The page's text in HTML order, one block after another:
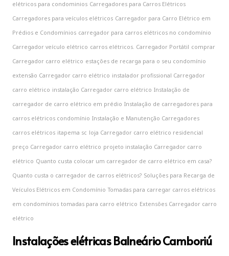
elétricos para condominios Carregadores para Carros Elétricos
Carregadores para veículos elétricos Carregador para Carro Elétrico em
Prédios e Condomínios carregador para carros elétricos no condomínio
Carregador veículo elétrico carros elétricos. Carregador Portátil comprar
Carregador carro elétrico estações de recarga para o seu condomínio
extensão Carregador carro elétrico instalador profissional Carregador
carro elétrico instalação Carregador carro elétrico Instalação de
carregador de carro elétrico em prédio Instalação de carregadores para
carros elétricos condomínio Instalação e Manutenção Carregadores
carros elétricos itapema sc loja Carregador carro elétrico residencial
preço Carregador carro elétrico projeto instalação Carregador carro
elétrico Quanto custa colocar um carregador de carro elétrico em casa?
Quanto custa o carregador de carros elétricos? Soluções para Recarga de
Veículos Elétricos em Condomínio Tomadas para carregar carros elétricos
em condomínios tomadas para carro elétrico ‎Extensões Carregador carro
elétrico
Instalações elétricas Balneário Camboriú